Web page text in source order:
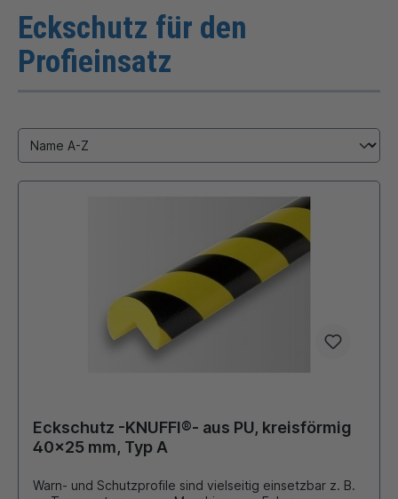
Eckschutz für den
Profieinsatz
Eckschutz -KNUFFI®- aus PU, kreisförmig
40x25 mm, Typ A
Warn- und Schutzprofile sind vielseitig einsetzbar z. B.